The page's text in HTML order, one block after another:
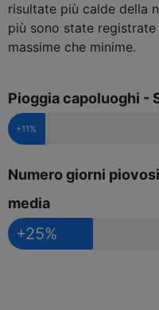
risultate più calde della
più sono state
massime che minime.
Pioggia capoluoghi -
+11%
Numero giorni
media
+25%